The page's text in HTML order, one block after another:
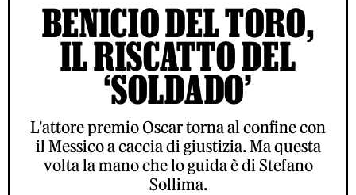
BENICIO DEL TORO,
IL RISCATTO DEL
‘SOLDADO’
L'attore premio Oscar torna al confine con
il Messico a caccia di giustizia. Ma questa
volta la mano che lo guida è di Stefano
Sollima.